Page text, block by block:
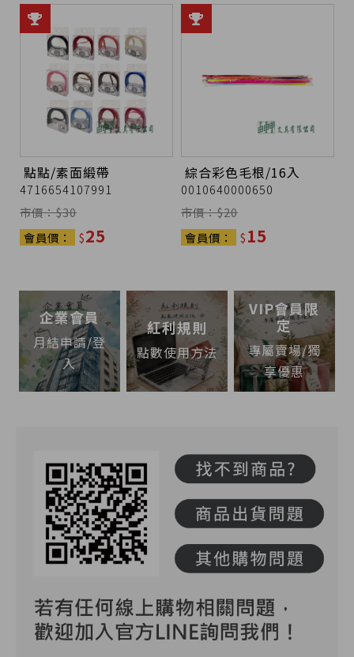
點點/素面緞帶
4716654107991
市價：$30
會員價： $25
綜合彩色毛根/16入
0010640000650
市價：$20
會員價： $15
企業會員
月結申請/登
入
紅利規則
點數使用方法
VIP會員限
定
專屬賣場/獨
享優惠